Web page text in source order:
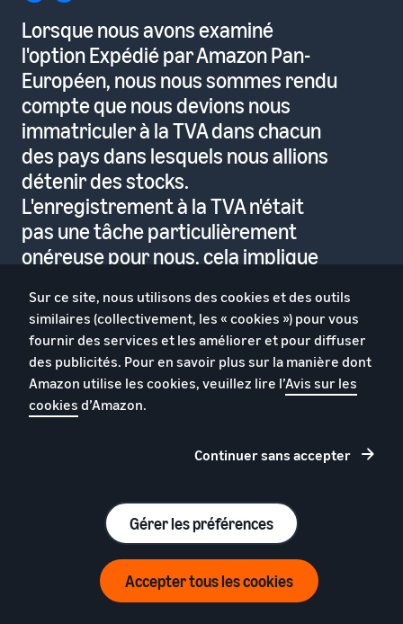
Lorsque nous avons examiné
l'option Expédié par Amazon Pan-
Européen, nous nous sommes rendu
compte que nous devions nous
immatriculer à la TVA dans chacun
des pays dans lesquels nous allions
détenir des stocks.
L'enregistrement à la TVA n'était
pas une tâche particulièrement
onéreuse pour nous, cela implique
supplémentaire une fois par
trimestre.
Zamir Cajee, PDG
iQualTech
Sur ce site, nous utilisons des cookies et des outils
similaires (collectivement, les « cookies ») pour vous
fournir des services et les améliorer et pour diffuser
des publicités. Pour en savoir plus sur la manière dont
Amazon utilise les cookies, veuillez lire l’Avis sur les
cookies d’Amazon.
Continuer sans accepter
Gérer les préférences
Accepter tous les cookies